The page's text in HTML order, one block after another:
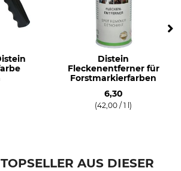
Distein
Fleckenentferner für
Forstmarkierfarben
6,30
(42,00 / 1 l)
AUS DIESER